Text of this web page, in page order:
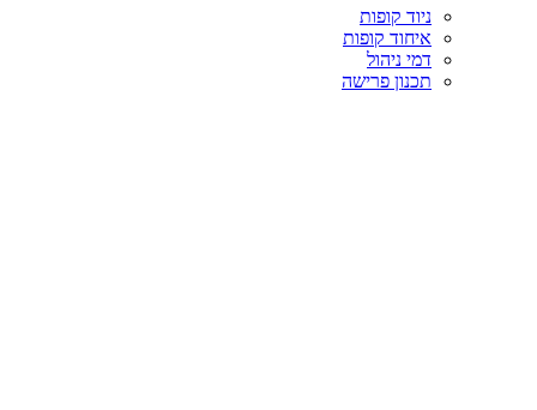
ניוד קופות
איחוד קופות
דמי ניהול
תכנון פרישה